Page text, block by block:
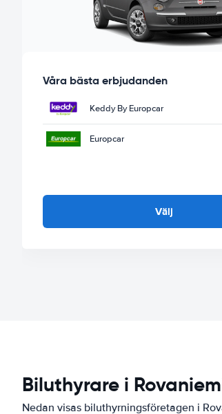
Våra bästa erbjudanden
Keddy By Europcar
Europcar
Välj
Biluthyrare i
Nedan visas biluthyrningsföretagen i